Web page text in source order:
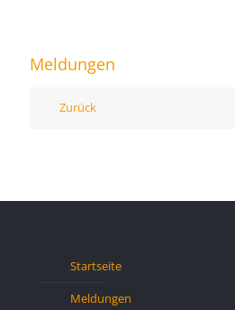
Meldungen
Zurück
Startseite
Meldungen